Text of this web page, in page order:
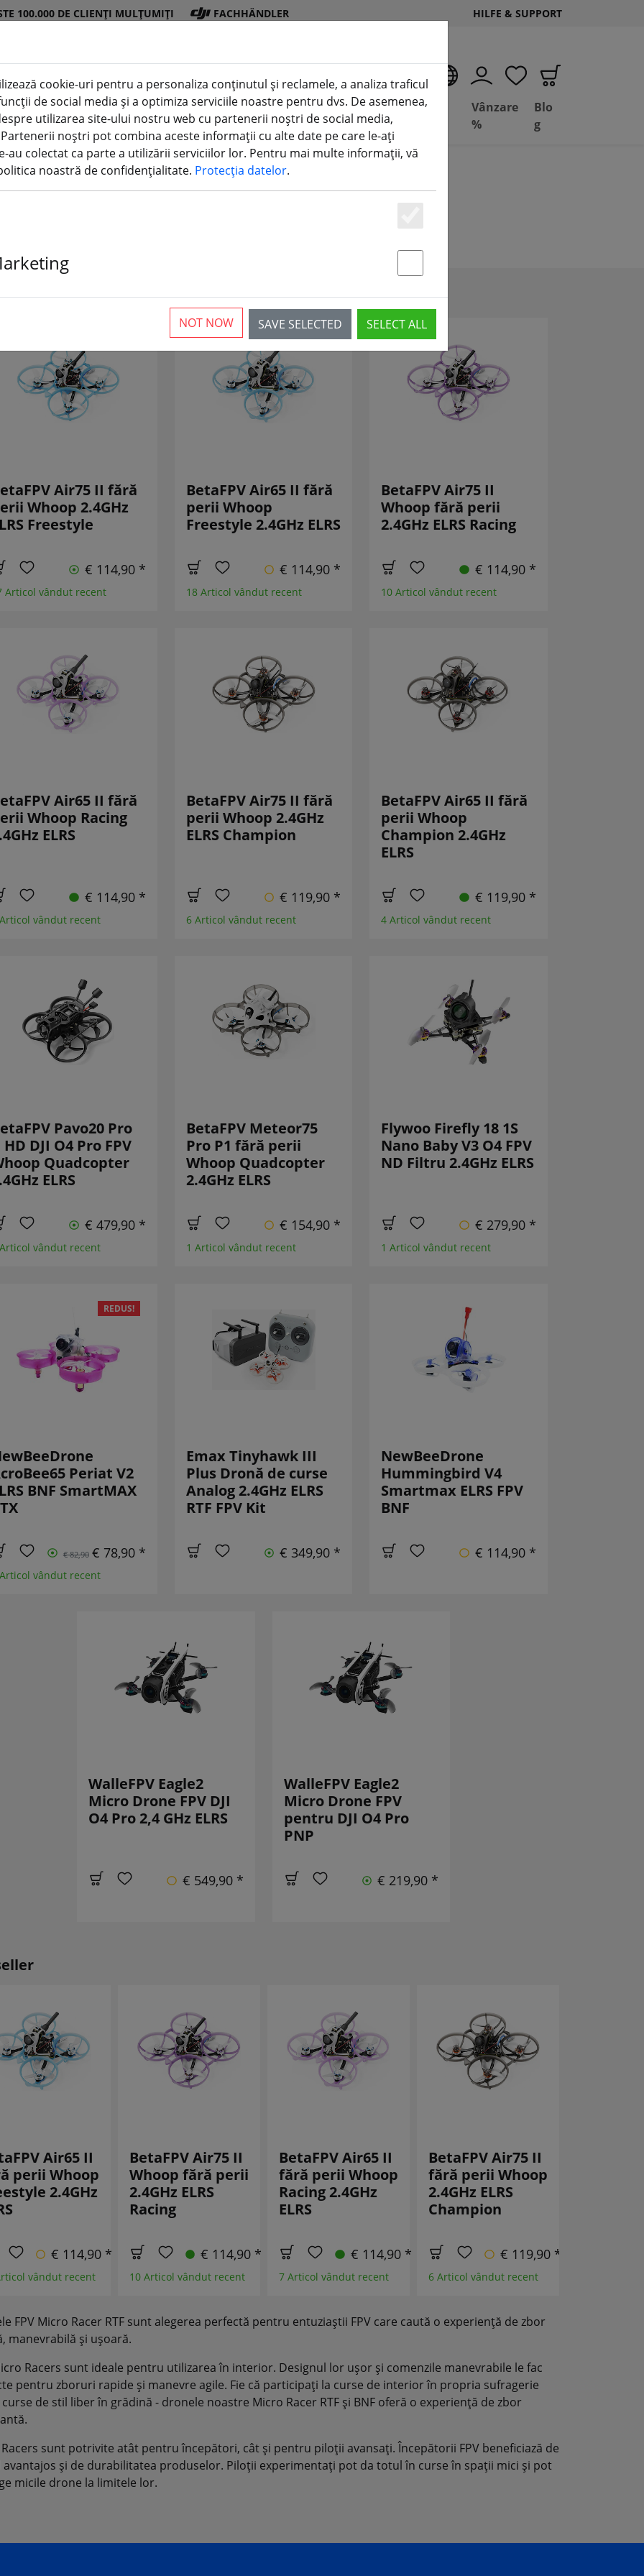
100.000 DE CLIENȚI MULȚUMIȚI FACHHÄNDLER HILFE & SUPPORT
RO
Magazin
DJI
Bater
ii
Elic
e
Accesor
ii
imprimare
3D
Deal
Depot
Basil
Vânzare
%
Blo
g
Air75 II fără
Whoop 2.4GHz
Freestyle
€ 114,90 *
Articol vândut recent
BetaFPV Air65 II fără
perii Whoop
Freestyle 2.4GHz ELRS
€ 114,90 *
18 Articol vândut recent
BetaFPV Air75 II
Whoop fără perii
2.4GHz ELRS Racing
€ 114,90 *
10 Articol vândut recent
Air65 II fără
Whoop Racing
ELRS
€ 114,90 *
vândut recent
BetaFPV Air75 II fără
perii Whoop 2.4GHz
ELRS Champion
€ 119,90 *
6 Articol vândut recent
BetaFPV Air65 II fără
perii Whoop
Champion 2.4GHz
ELRS
€ 119,90 *
4 Articol vândut recent
Pavo20 Pro
DJI O4 Pro FPV
Quadcopter
ELRS
€ 479,90 *
vândut recent
BetaFPV Meteor75
Pro P1 fără perii
Whoop Quadcopter
2.4GHz ELRS
€ 154,90 *
1 Articol vândut recent
Flywoo Firefly 18 1S
Nano Baby V3 O4 FPV
ND Filtru 2.4GHz ELRS
€ 279,90 *
1 Articol vândut recent
REDUS!
Periat V2
BNF SmartMAX
€ 82,90 € 78,90 *
vândut recent
Emax Tinyhawk III
Plus Dronă de curse
Analog 2.4GHz ELRS
RTF FPV Kit
€ 349,90 *
NewBeeDrone
Hummingbird V4
Smartmax ELRS FPV
BNF
€ 114,90 *
WalleFPV Eagle2
Micro Drone FPV DJI
O4 Pro 2,4 GHz ELRS
€ 549,90 *
WalleFPV Eagle2
Micro Drone FPV
pentru DJI O4 Pro
PNP
€ 219,90 *
Air65 II
perii Whoop
2.4GHz
€ 114,90 *
vândut recent
BetaFPV Air75 II
Whoop fără perii
2.4GHz ELRS
Racing
€ 114,90 *
10 Articol vândut recent
BetaFPV Air65 II
fără perii Whoop
Racing 2.4GHz
ELRS
€ 114,90 *
7 Articol vândut recent
BetaFPV Air75 II
fără perii Whoop
2.4GHz ELRS
Champion
€ 119,90 *
6 Articol vândut recent
FPV Micro Racer RTF sunt alegerea perfectă pentru entuziaștii FPV care caută o experiență de zbor
manevrabilă și ușoară.
Racers sunt ideale pentru utilizarea în interior. Designul lor ușor și comenzile manevrabile le fac
pentru zboruri rapide și manevre agile. Fie că participați la curse de interior în propria sufragerie
curse de stil liber în grădină - dronele noastre Micro Racer RTF și BNF oferă o experiență de zbor
sunt potrivite atât pentru începători, cât și pentru piloții avansați. Începătorii FPV beneficiază de
și de durabilitatea produselor. Piloții experimentați pot da totul în curse în spații mici și pot
micile drone la limitele lor.
cookie-uri pentru a personaliza conținutul și reclamele, a analiza traficul
de social media și a optimiza serviciile noastre pentru dvs. De asemenea,
utilizarea site-ului nostru web cu partenerii noștri de social media,
noștri pot combina aceste informații cu alte date pe care le-ați
au colectat ca parte a utilizării serviciilor lor. Pentru mai multe informații, vă
noastră de confidențialitate. Protecția datelor.
SAVE SELECTED SELECT ALL
NOT NOW